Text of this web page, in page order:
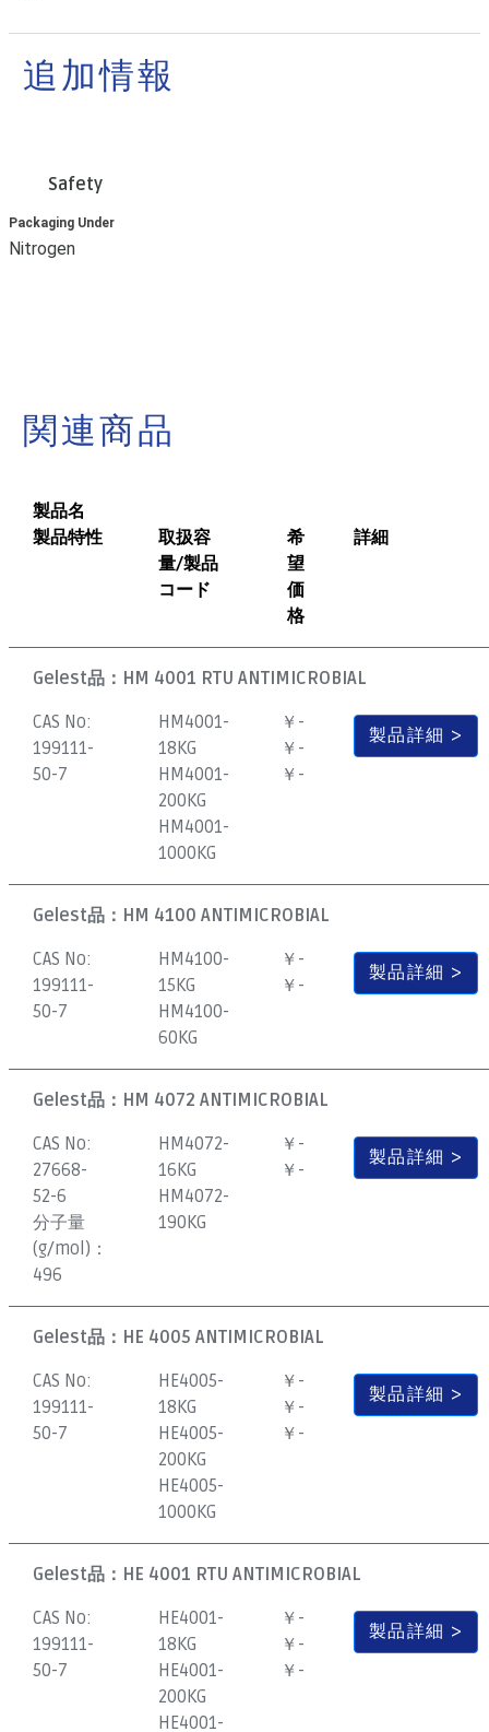
追加情報
Safety
Packaging Under
Nitrogen
関連商品
製品名
製品特性
取扱容
量/製品
コード
希
望
価
格
詳細
Gelest品： HM 4001 RTU ANTIMICROBIAL
CAS No:
199111-
50-7
HM4001-
18KG
HM4001-
200KG
HM4001-
1000KG
￥-
￥-
￥-
製品詳細
Gelest品： HM 4100 ANTIMICROBIAL
CAS No:
199111-
50-7
HM4100-
15KG
HM4100-
60KG
￥-
￥-
製品詳細
Gelest品： HM 4072 ANTIMICROBIAL
CAS No:
27668-
52-6
分子量
(g/mol)：
496
HM4072-
16KG
HM4072-
190KG
￥-
￥-
製品詳細
Gelest品： HE 4005 ANTIMICROBIAL
CAS No:
199111-
50-7
HE4005-
18KG
HE4005-
200KG
HE4005-
1000KG
￥-
￥-
￥-
製品詳細
Gelest品： HE 4001 RTU ANTIMICROBIAL
CAS No:
199111-
50-7
HE4001-
18KG
HE4001-
200KG
HE4001-
￥-
￥-
￥-
製品詳細